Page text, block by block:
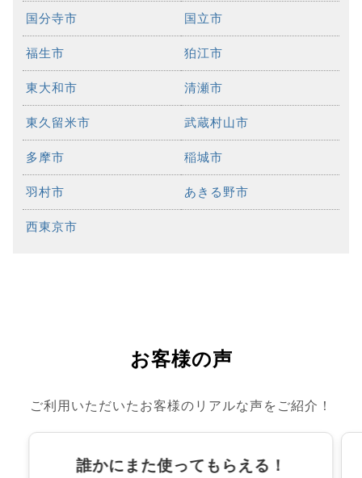
国分寺市 国立市
福生市 狛江市
東大和市 清瀬市
東久留米市 武蔵村山市
多摩市 稲城市
羽村市 あきる野市
西東京市
お客様の声
ご利用いただいたお客様のリアルな声をご紹介！
誰かにまた使ってもらえる！